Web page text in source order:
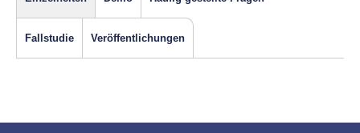
Fallstudie Veröffentlichungen